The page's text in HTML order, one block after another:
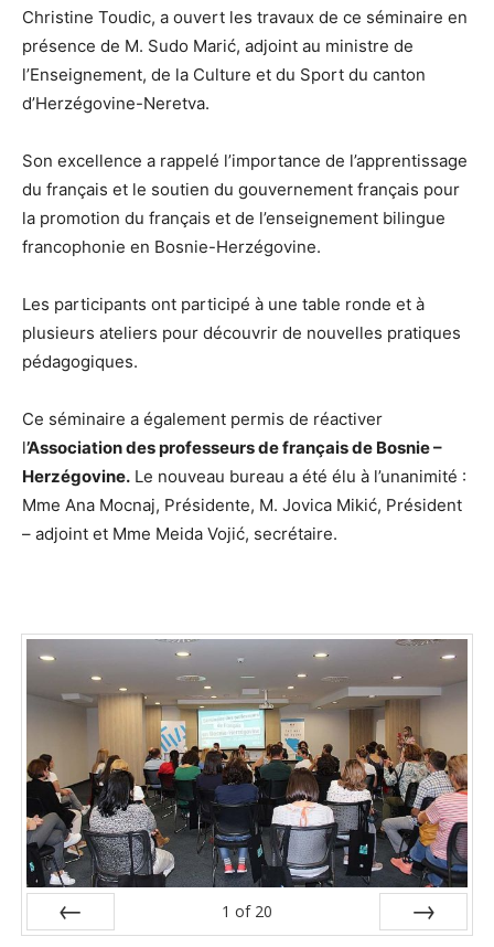
Christine Toudic, a ouvert les travaux de ce séminaire en
présence de M. Sudo Marić, adjoint au ministre de
l’Enseignement, de la Culture et du Sport du canton
d’Herzégovine-Neretva.
Son excellence a rappelé l’importance de l’apprentissage
du français et le soutien du gouvernement français pour
la promotion du français et de l’enseignement bilingue
francophonie en Bosnie-Herzégovine.
Les participants ont participé à une table ronde et à
plusieurs ateliers pour découvrir de nouvelles pratiques
pédagogiques.
Ce séminaire a également permis de réactiver
l’Association des professeurs de français de Bosnie –
Herzégovine. Le nouveau bureau a été élu à l’unanimité :
Mme Ana Mocnaj, Présidente, M. Jovica Mikić, Président
– adjoint et Mme Meida Vojić, secrétaire.
1 of 20